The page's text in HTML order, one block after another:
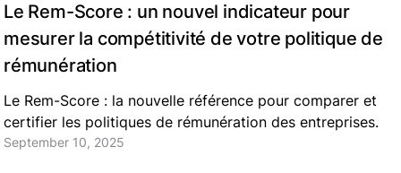
Le Rem-Score : un nouvel indicateur pour
mesurer la compétitivité de votre politique de
rémunération
Le Rem-Score : la nouvelle référence pour comparer et
certifier les politiques de rémunération des entreprises.
September 10, 2025